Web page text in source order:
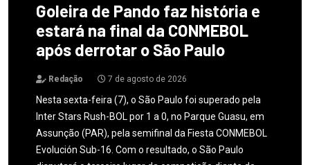
Goleira de Pando faz história e
estará na final da CONMEBOL
após derrotar o São Paulo
Redação 7 de agosto de 2026
Nesta sexta-feira (7), o São Paulo foi superado pela
Inter Stars Rush-BOL por 1 a 0, no Parque Guasu, em
Assunção (PAR), pela semifinal da Fiesta CONMEBOL
Evolución Sub-16. Com o resultado, o São Paulo